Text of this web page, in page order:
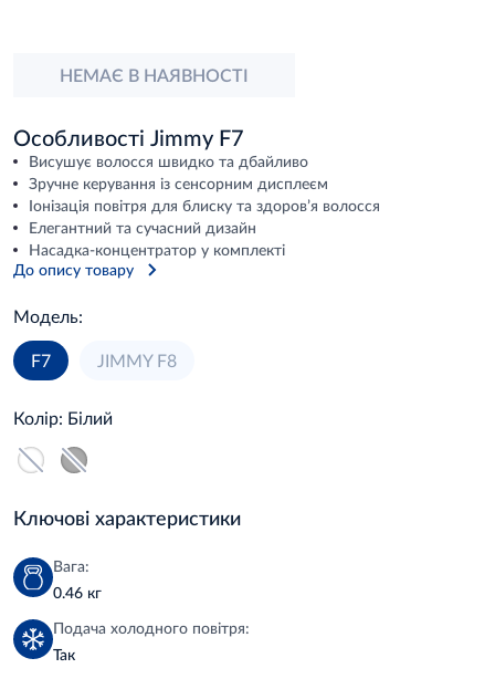
НЕМАЄ В НАЯВНОСТІ
Особливості Jimmy F7
Висушує волосся швидко та дбайливо
Зручне керування із сенсорним дисплеєм
Іонізація повітря для блиску та здоров’я волосся
Елегантний та сучасний дизайн
Насадка-концентратор у комплекті
До опису товару
Модель:
F7 JIMMY F8
Колір: Білий
Ключові характеристики
Вага:
0.46 кг
Подача холодного повітря:
Так